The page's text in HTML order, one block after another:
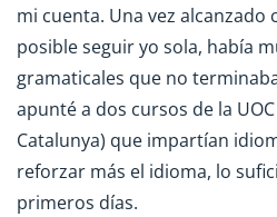
mi cuenta. Una vez alcanzado
posible seguir yo sola, había
gramaticales que no
apunté a dos cursos de la
Catalunya) que impartían
reforzar más el idioma, lo
primeros días.